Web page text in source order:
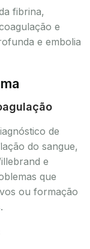
fibrina,
e
e embolia
de
do sangue,
e
que
ou formação